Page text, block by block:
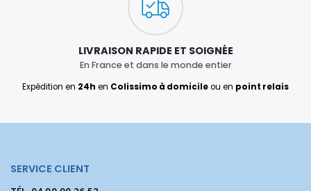
LIVRAISON RAPIDE ET SOIGNÉE
En France et dans le monde entier
Expédition en 24h en Colissimo à domicileou en point relais
SERVICE CLIENT